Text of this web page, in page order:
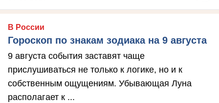
В России
Гороскоп по знакам зодиака на 9 августа
9 августа события заставят чаще
прислушиваться не только к логике, но и к
собственным ощущениям. Убывающая Луна
располагает к ...